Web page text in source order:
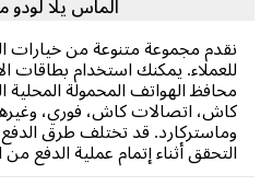
الماس يلا لودو من
مجموعة متنوعة من خيارات
يمكنك استخدام بطاقات
الهواتف المحمولة المحلية
اتصالات كاش، فوري، وغيرهم. كما
قد تختلف طرق الدفع
أثناء إتمام عملية الدفع من